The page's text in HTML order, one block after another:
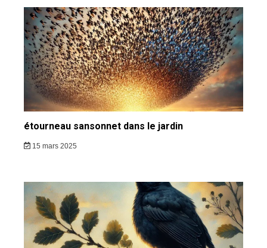
étourneau sansonnet dans le jardin
15 mars 2025